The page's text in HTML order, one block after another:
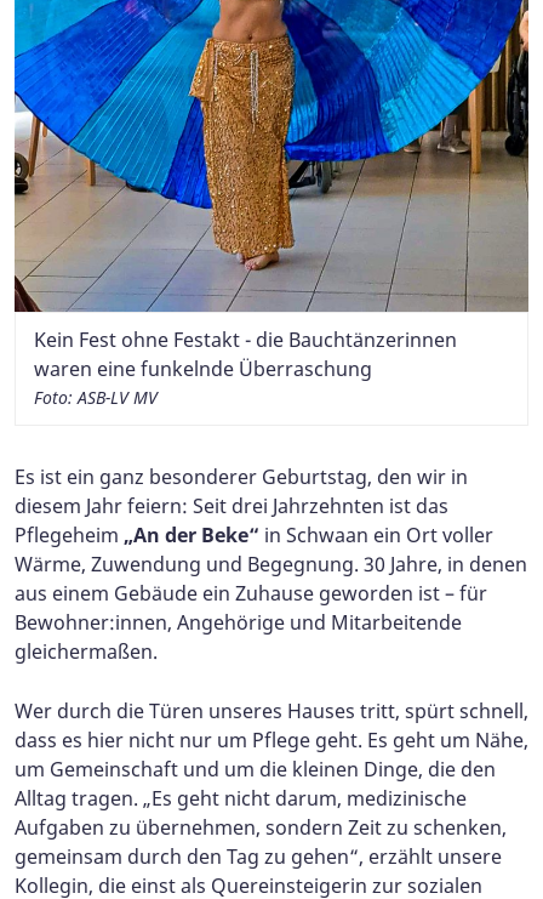
Kein Fest ohne Festakt - die Bauchtänzerinnen
waren eine funkelnde Überraschung
Foto: ASB-LV MV
Es ist ein ganz besonderer Geburtstag, den wir in
diesem Jahr feiern: Seit drei Jahrzehnten ist das
Pflegeheim „An der Beke“ in Schwaan ein Ort voller
Wärme, Zuwendung und Begegnung. 30 Jahre, in denen
aus einem Gebäude ein Zuhause geworden ist – für
Bewohner:innen, Angehörige und Mitarbeitende
gleichermaßen.
Wer durch die Türen unseres Hauses tritt, spürt schnell,
dass es hier nicht nur um Pflege geht. Es geht um Nähe,
um Gemeinschaft und um die kleinen Dinge, die den
Alltag tragen. „Es geht nicht darum, medizinische
Aufgaben zu übernehmen, sondern Zeit zu schenken,
gemeinsam durch den Tag zu gehen“, erzählt unsere
Kollegin, die einst als Quereinsteigerin zur sozialen